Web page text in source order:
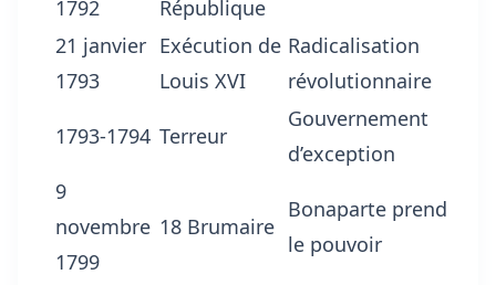
1792
République
21 janvier
1793
Exécution de
Louis XVI
Radicalisation
révolutionnaire
1793-1794 Terreur
Gouvernement
d’exception
9
novembre
1799
18 Brumaire
Bonaparte prend
le pouvoir